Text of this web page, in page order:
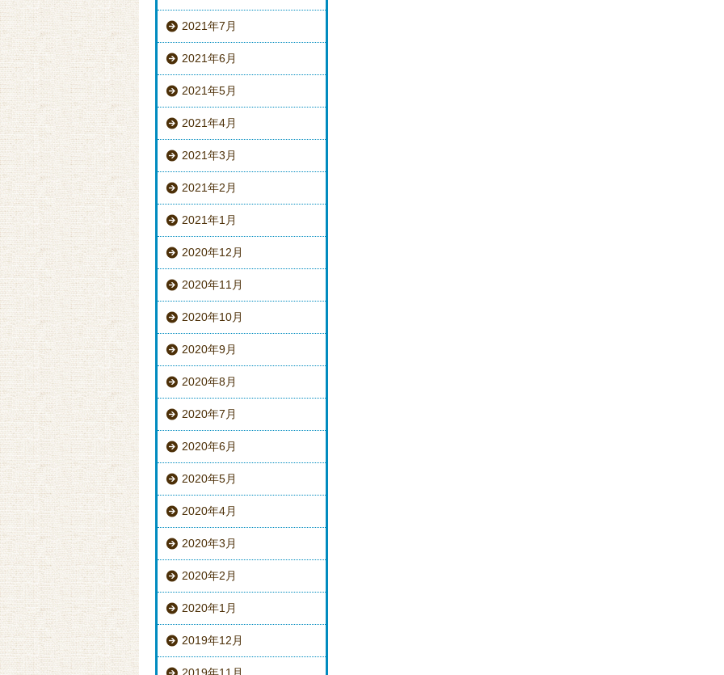
2021年7月
2021年6月
2021年5月
2021年4月
2021年3月
2021年2月
2021年1月
2020年12月
2020年11月
2020年10月
2020年9月
2020年8月
2020年7月
2020年6月
2020年5月
2020年4月
2020年3月
2020年2月
2020年1月
2019年12月